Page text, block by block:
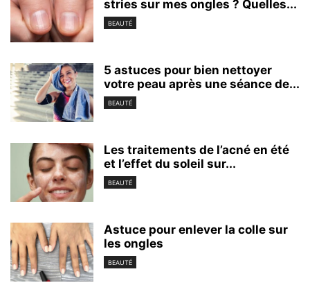
stries sur mes ongles ? Quelles...
BEAUTÉ
5 astuces pour bien nettoyer
votre peau après une séance de...
BEAUTÉ
Les traitements de l’acné en été
et l’effet du soleil sur...
BEAUTÉ
Astuce pour enlever la colle sur
les ongles
BEAUTÉ